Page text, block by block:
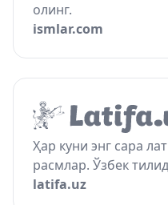
олинг.
ismlar.com
Ҳар куни энг сара
расмлар. Ўзбек
latifa.uz